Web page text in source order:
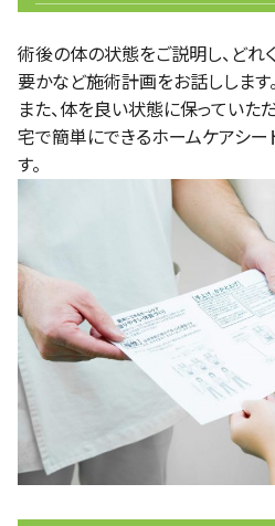
術後の体の状態をご説明し、どれ
要かなど施術計画をお話しします。
また、体を良い状態に保っていた
宅で簡単にできるホームケアシー
す。